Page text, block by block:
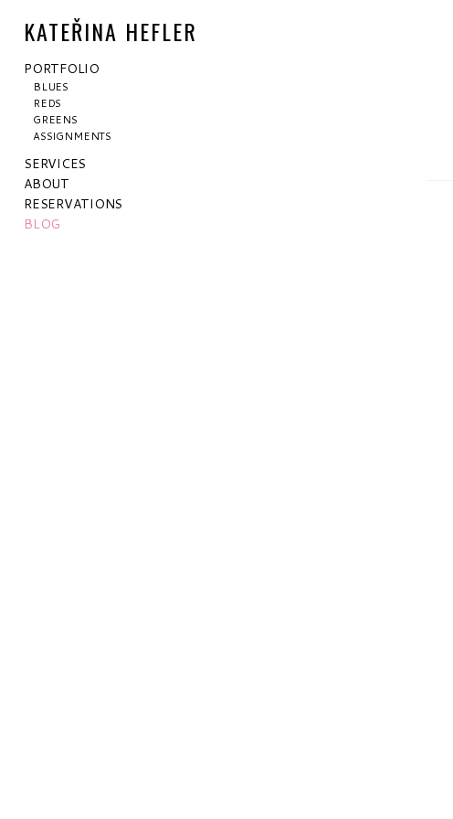
KATEŘINA HEFLER
PORTFOLIO
BLUES
REDS
GREENS
ASSIGNMENTS
SERVICES
ABOUT
RESERVATIONS
BLOG